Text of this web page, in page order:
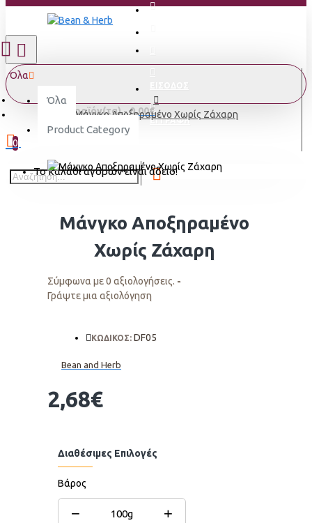
ΕΓΓΡΑΦΗ
Όλα
Όλα
Product Category
0 προϊόν(τα) - 0,00€
0
Το καλάθι αγορών είναι άδειο!
Μάνγκο Αποξηραμένο Χωρίς Ζάχαρη
Μάνγκο Αποξηραμένο
Χωρίς Ζάχαρη
Σύμφωνα με 0 αξιολογήσεις. -
Γράψτε μια αξιολόγηση
2,68€
ΚΩΔΙΚΟΣ: DF05
Bean and Herb
Διαθέσιμες Επιλογές
Βάρος
− 100g +